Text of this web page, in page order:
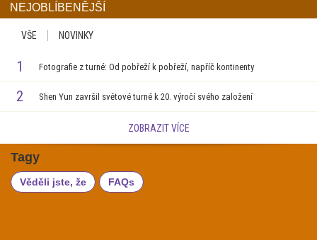
NEJOBLÍBENĚJŠÍ
VŠE NOVINKY
1 Fotografie z turné: Od pobřeží k pobřeží, napříč kontinenty
2 Shen Yun završil světové turné k 20. výročí svého založení
ZOBRAZIT VÍCE
Tagy
Věděli jste, že FAQs